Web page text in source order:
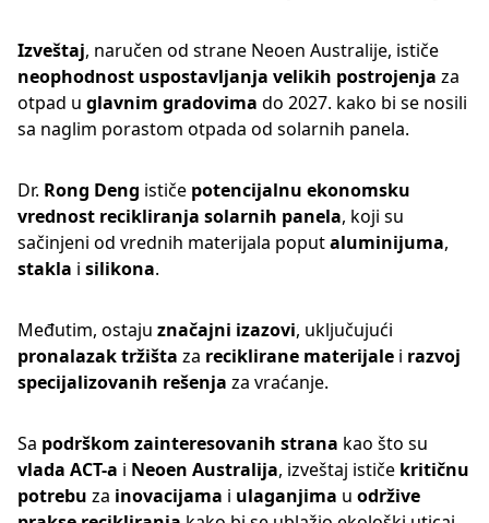
Izveštaj, naručen od strane Neoen Australije, ističe
neophodnost uspostavljanja velikih postrojenja za
otpad u glavnim gradovima do 2027. kako bi se nosili
sa naglim porastom otpada od solarnih panela.
Dr. Rong Deng ističe potencijalnu ekonomsku
vrednost recikliranja solarnih panela, koji su
sačinjeni od vrednih materijala poputaluminijuma,
stakla i silikona.
Međutim, ostaju značajni izazovi, uključujući
pronalazak tržišta za reciklirane materijale i razvoj
specijalizovanih rešenja za vraćanje.
Sa podrškom zainteresovanih strana kao što su
vlada ACT-a i Neoen Australija, izveštaj ističe kritičnu
potrebu za inovacijama i ulaganjima u održive